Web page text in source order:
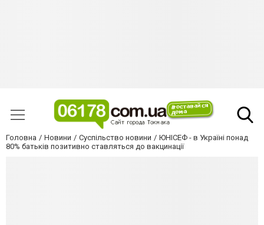
Головна Новини Суспільство новини
ЮНІСЕФ - в Україні понад
80% батьків позитивно ставляться до вакцинації